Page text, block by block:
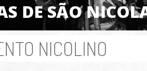
DE SÃO
NICOLINO